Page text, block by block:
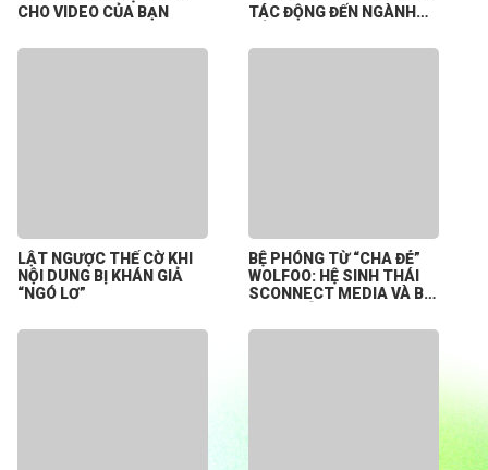
CHO VIDEO CỦA BẠN
TÁC ĐỘNG ĐẾN NGÀNH
SỐ
LẬT NGƯỢC THẾ CỜ KHI
NỘI DUNG BỊ KHÁN GIẢ
“NGÓ LƠ”
BỆ PHÓNG TỪ “CHA ĐẺ”
WOLFOO: HỆ SINH THÁI
SCONNECT MEDIA VÀ BÀI
KHỞI NGHIỆP TỪ CON SỐ